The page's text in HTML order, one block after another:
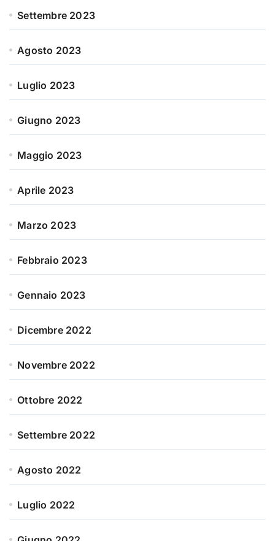
Settembre 2023
Agosto 2023
Luglio 2023
Giugno 2023
Maggio 2023
Aprile 2023
Marzo 2023
Febbraio 2023
Gennaio 2023
Dicembre 2022
Novembre 2022
Ottobre 2022
Settembre 2022
Agosto 2022
Luglio 2022